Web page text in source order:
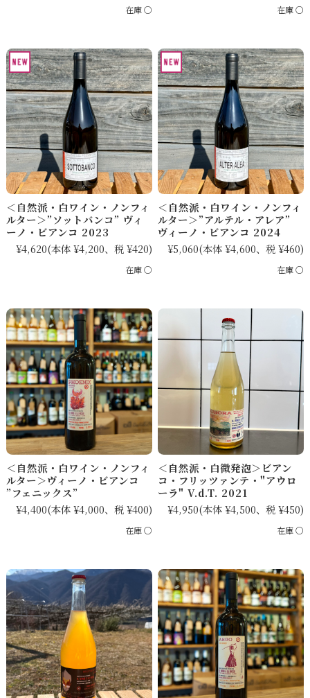
在庫 ○ 在庫 ○
＜自然派・白ワイン・ノンフィ
ルター＞”ソットバンコ” ヴィ
ーノ・ビアンコ 2023
¥4,620(本体 ¥4,200、税 ¥420)
在庫 ○
＜自然派・白ワイン・ノンフィ
ルター＞”アルテル・アレア”
ヴィーノ・ビアンコ 2024
¥5,060(本体 ¥4,600、税 ¥460)
在庫 ○
＜自然派・白ワイン・ノンフィ
ルター＞ヴィーノ・ビアンコ
”フェニックス”
¥4,400(本体 ¥4,000、税 ¥400)
在庫 ○
＜自然派・白微発泡＞ビアン
コ・フリッツァンテ・"アウロ
ーラ" V.d.T. 2021
¥4,950(本体 ¥4,500、税 ¥450)
在庫 ○